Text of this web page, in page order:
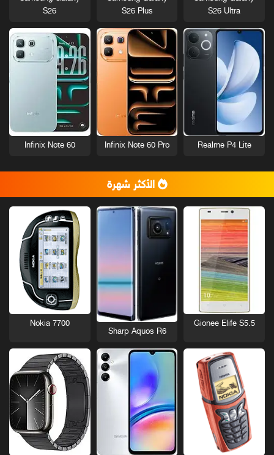
S26 Ultra
S26 Plus
S26
Realme P4 Lite
Infinix Note 60 Pro
Infinix Note 60
الأكثر شهرة
Gionee Elife S5.5
Sharp Aquos R6
Nokia 7700